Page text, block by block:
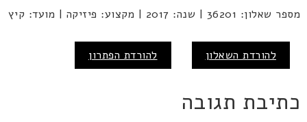
מספר שאלון: 36201 | שנה: 2017 | מקצוע: פיזיקה | מועד: קיץ
להורדת השאלון להורדת הפתרון
כתיבת תגובה